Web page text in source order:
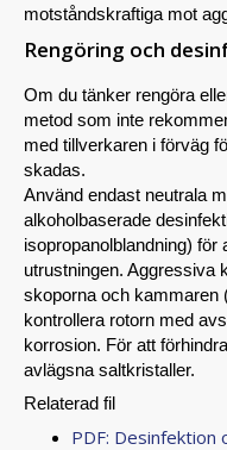
motståndskraftiga mot
Rengöring och
Om du tänker rengöra
metod som inte
med tillverkaren i förväg
skadas.
Använd endast neutrala
alkoholbaserade
isopropanolblandning) för
utrustningen. Aggressiva
skoporna och kammaren
kontrollera rotorn med
korrosion. För att
avlägsna saltkristaller.
Relaterad fil
PDF: Desinfektion